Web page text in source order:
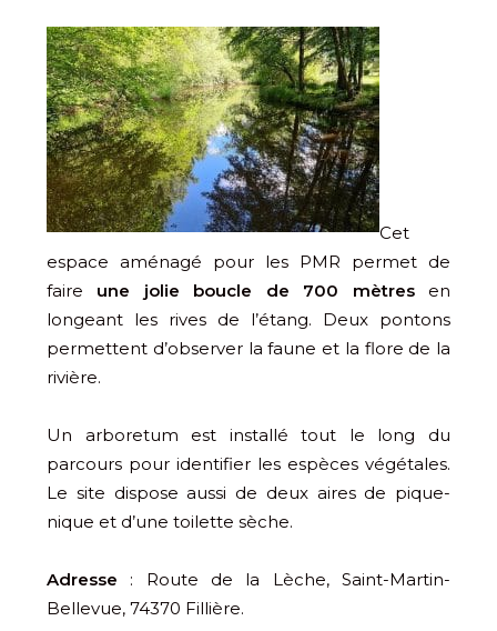
Cet
espace aménagé pour les PMR permet de
faire une jolie boucle de 700 mètresen
longeant les rives de l’étang. Deux pontons
permettent d’observer la faune et la flore de la
rivière.
Un arboretum est installé tout le long du
parcours pour identifier les espèces végétales.
Le site dispose aussi de deux aires de pique-
nique et d’une toilette sèche.
Adresse : Route de la Lèche, Saint-Martin-
Bellevue, 74370 Fillière.